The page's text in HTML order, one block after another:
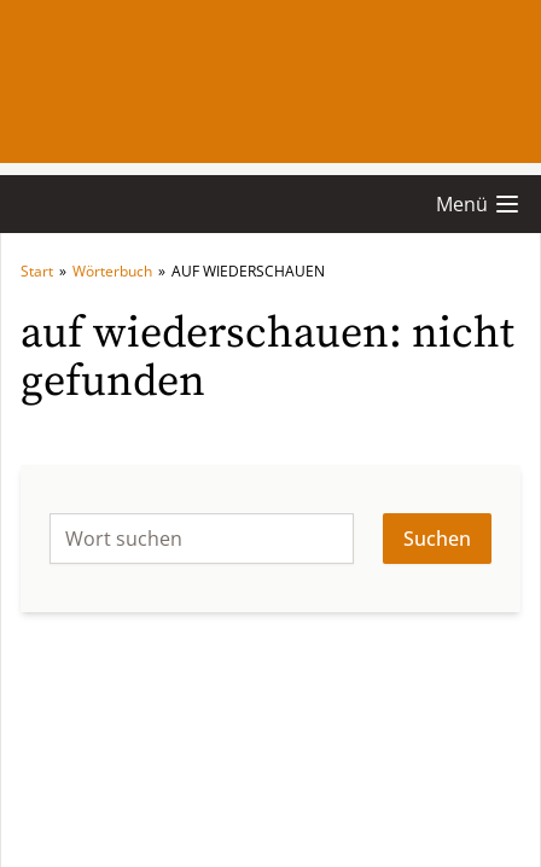
Menü
Start » Wörterbuch » AUF WIEDERSCHAUEN
auf wiederschauen: nicht
gefunden
Suchen